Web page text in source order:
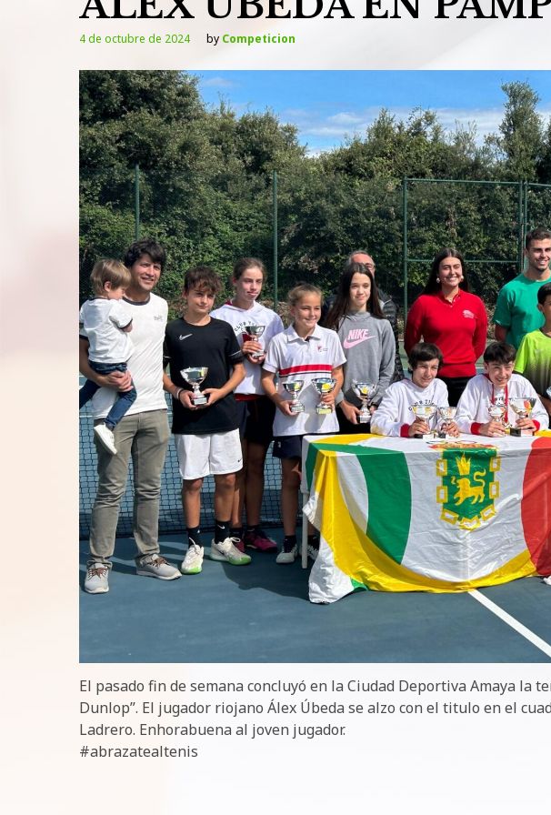
4 de octubre de 2024 by Competicion
El pasado fin de semana concluyó en la Ciudad Deportiva Amaya
Dunlop”. El jugador riojano Álex Úbeda se alzo con el titulo en el
Ladrero. Enhorabuena al joven jugador.
#abrazatealtenis